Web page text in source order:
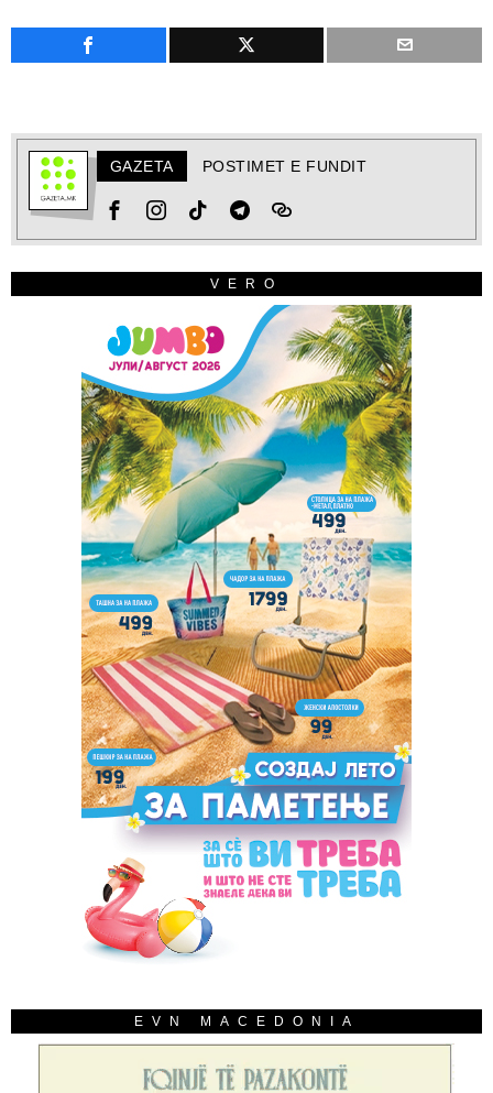
GAZETA POSTIMET E FUNDIT
VERO
EVN MACEDONIA